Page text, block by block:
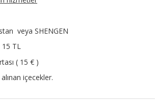
veya SHENGEN
15 TL
( 15 € )
içecekler.